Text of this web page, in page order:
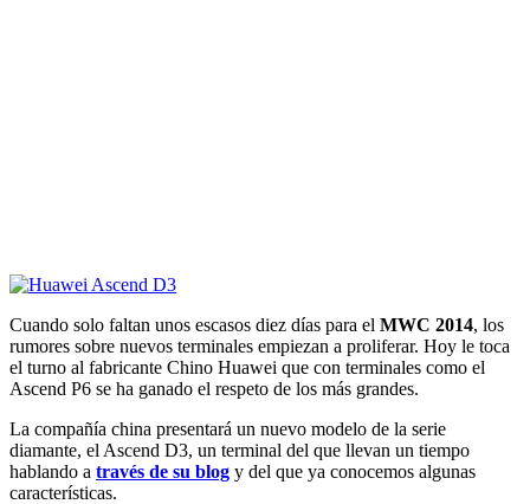
Cuando solo faltan unos escasos diez días para el MWC 2014, los
rumores sobre nuevos terminales empiezan a proliferar. Hoy le toca
el turno al fabricante Chino Huawei que con terminales como el
Ascend P6 se ha ganado el respeto de los más grandes.
La compañía china presentará un nuevo modelo de la serie
diamante, el Ascend D3, un terminal del que llevan un tiempo
hablando a través de su blog y del que ya conocemos algunas
características.